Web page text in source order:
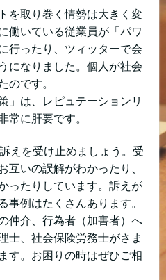
を取り巻く情勢は大きく変
働いている従業員が「パワ
行ったり、ツィッターで会
になりました。個人が社会
のです。
」は、レピュテーションリ
常に肝要です。
えを受け止めましょう。受
互いの誤解がわかったり、
ったりしています。訴えが
事例はたくさんあります。
仲介、行為者（加害者）へ
士、社会保険労務士がさま
す。お困りの時はぜひご相